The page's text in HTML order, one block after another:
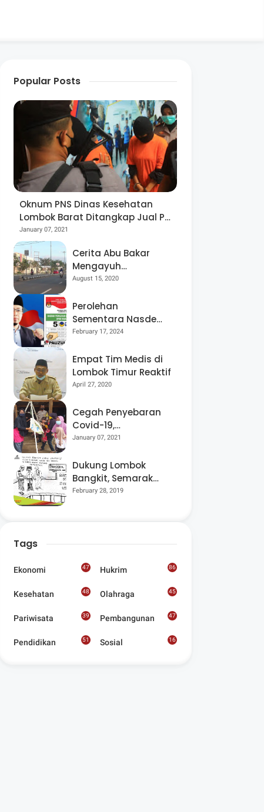
Popular Posts
Oknum PNS Dinas Kesehatan
Lombok Barat Ditangkap Jual Pil
Ekstasi
January 07, 2021
Cerita Abu Bakar
Mengayuh
Sepedanya Selama
Menggelorakan
Kemerdekaan
August 15, 2020
Perolehan
Sementara Nasdem
Lobar Tertinggi,
Berpeluang “Rebut”
Kursi Dapil 3
February 17, 2024
Empat Tim Medis di
Lombok Timur Reaktif
April 27, 2020
Cegah Penyebaran
Covid-19,
Bhabinkamtibmas
Kegiatan Posyandu
January 07, 2021
Dukung Lombok
Bangkit, Semarak
Pesta Rakyat
Seniman Di Lombok
February 28, 2019
Tags
Ekonomi 47 Hukrim 86
Kesehatan 48 Olahraga 45
Pariwisata 39 Pembangunan 47
Pendidikan 51 Sosial
16